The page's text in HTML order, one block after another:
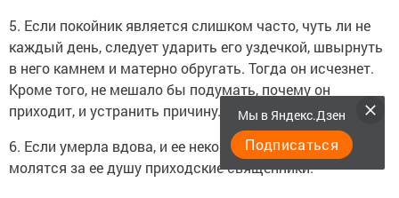
5. Если покойник является слишком часто, чуть ли не
каждый день, следует ударить его уздечкой, швырнуть
в него камнем и матерно обругать. Тогда он исчезнет.
Кроме того, не мешало бы подумать, почему он
приходит, и устранить причину.
6. Если умерла вдова, и ее некому отпеть, в этот день
молятся за ее душу приходские священники.
Мы в Яндекс.Дзен
Подписаться